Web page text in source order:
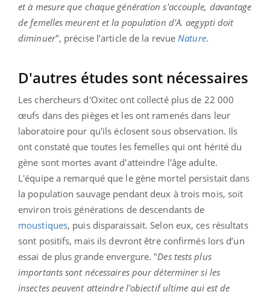
et à mesure que chaque génération s'accouple, davantage
de femelles meurent et la population d'A. aegypti doit
diminuer", précise l’article de la revueNature.
D'autres études sont nécessaires
Les chercheurs d'Oxitec ont collecté plus de 22 000
œufs dans des pièges et les ont ramenés dans leur
laboratoire pour qu'ils éclosent sous observation. Ils
ont constaté que toutes les femelles qui ont hérité du
gène sont mortes avant d'atteindre l'âge adulte.
L'équipe a remarqué que le gène mortel persistait dans
la population sauvage pendant deux à trois mois, soit
environ trois générations de descendants de
moustiques, puis disparaissait. Selon eux, ces résultats
sont positifs, mais ils devront être confirmés lors d’un
essai de plus grande envergure. "Des tests plus
importants sont nécessaires pour déterminer si les
insectes peuvent atteindre l'objectif ultime qui est de